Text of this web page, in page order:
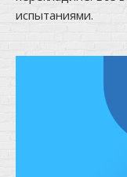
испытаниями.